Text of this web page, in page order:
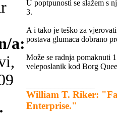
a:
U poptpunosti se slažem s
3.
A i tako je teško za
postava glumaca dobrano
Može se radnja pomaknuti
veleposlanik kod Borg
William T. Riker:
Enterprise."